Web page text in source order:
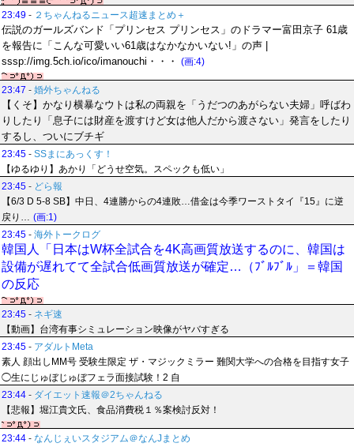
23:49 - ２ちゃんねるニュース超速まとめ＋
伝説のガールズバンド「プリンセス プリンセス」のドラマー富田京子 61歳
を報告に「こんな可愛いい61歳はなかなかいない!」の声 |
sssp://img.5ch.io/ico/imanouchi・・・
(画:4)
23:47 - 婚外ちゃんねる
【くそ】かなり横暴なウトは私の両親を「うだつのあがらない夫婦」呼ばわ
りしたり「息子には財産を渡すけど女は他人だから渡さない」発言をしたり
するし、ついにブチギ
23:45 - SSまにあっくす！
【ゆるゆり】あかり「どうせ空気。スペックも低い」
23:45 - どら報
【6/3 D 5-8 SB】中日、4連勝からの4連敗…借金は今季ワーストタイ『15』に逆
戻り… (画:1)
23:45 - 海外トークログ
韓国人「日本はW杯全試合を4K高画質放送するのに、韓国は
設備が遅れてて全試合低画質放送が確定…（ﾌﾞﾙﾌﾞﾙ」＝韓国
の反応
23:45 - ネギ速
【動画】台湾有事シミュレーション映像がヤバすぎる
23:45 - アダルトMeta
素人 顔出しMM号 受験生限定 ザ・マジックミラー 難関大学への合格を目指す女子
◯生にじゅぼじゅぼフェラ面接試験！2 自
23:44 - ダイエット速報＠2ちゃんねる
【悲報】堀江貴文氏、食品消費税１％案検討反対！
23:44 - なんじぇいスタジアム＠なんJまとめ